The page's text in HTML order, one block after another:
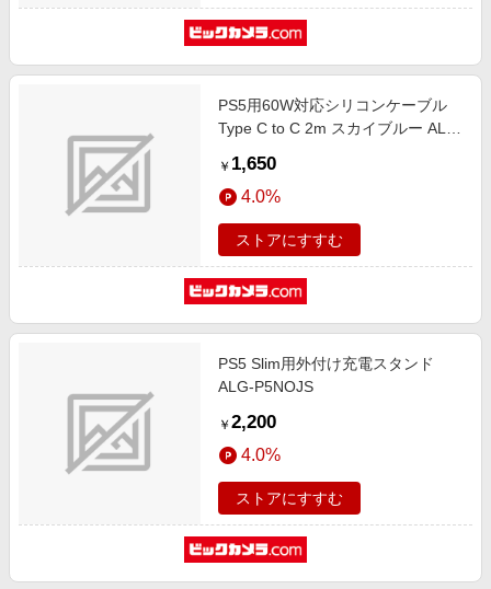
PS5用60W対応シリコンケーブル
Type C to C 2m スカイブルー ALG-
￥ 1,650
4.0%
ストアにすすむ
PS5 Slim用外付け充電スタンド
ALG-P5NOJS
￥ 2,200
4.0%
ストアにすすむ